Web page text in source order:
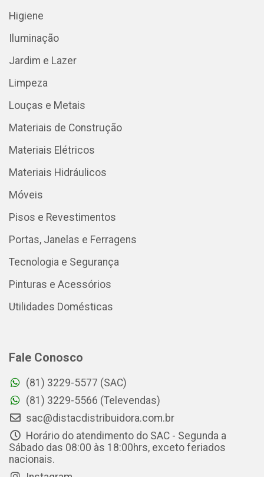
Higiene
Iluminação
Jardim e Lazer
Limpeza
Louças e Metais
Materiais de Construção
Materiais Elétricos
Materiais Hidráulicos
Móveis
Pisos e Revestimentos
Portas, Janelas e Ferragens
Tecnologia e Segurança
Pinturas e Acessórios
Utilidades Domésticas
Fale Conosco
(81) 3229-5577 (SAC)
(81) 3229-5566 (Televendas)
sac@distacdistribuidora.com.br
Horário do atendimento do SAC - Segunda a
Sábado das 08:00 às 18:00hrs, exceto feriados
nacionais.